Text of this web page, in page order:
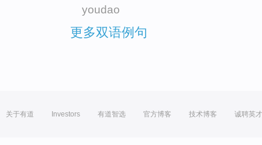
youdao
更多双语例句
关于有道 Investors 有道智选 官方博客 技术博客 诚聘英才